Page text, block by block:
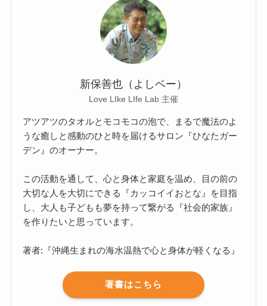
新保善也（よしベー）
Love LIke LIfe Lab 主催
アツアツのタオルとモコモコの泡で、まるで魔法のよ
うな癒しと感動のひと時を届けるサロン『ひなたガー
デン』のオーナー。
この活動を通して、心と身体と家庭を温め、目の前の
大切な人を大切にできる『カッコイイおとな』を目指
し、大人も子どもも夢を持って繋がる『社会的家族』
を作りたいと思っています。
著者:『沖縄生まれの海水温熱で心と身体が軽くなる』
著書はこちら